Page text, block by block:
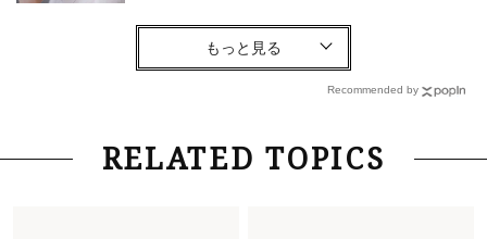
Lifestyle
「お若いですね」は褒め言葉？“若い＝美しい”と
Lifestyle 2026.8.6
26年夏の【開運アクション】は”ひと拭き”習
Recommended by
RELATED TOPICS